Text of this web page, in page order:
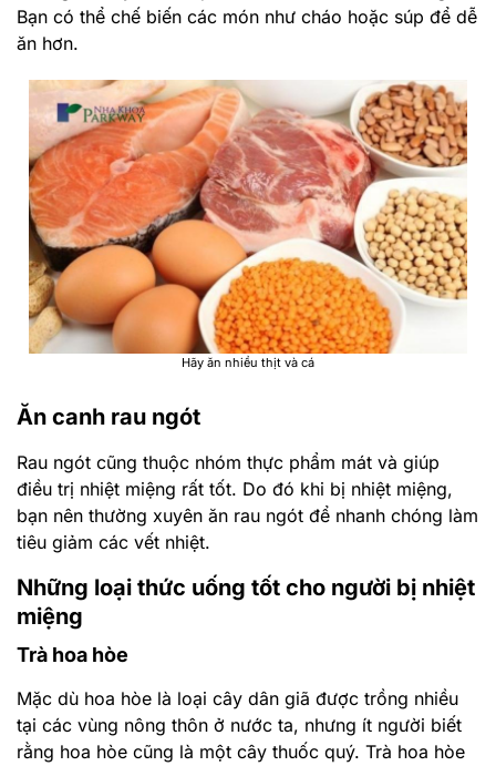
Bạn có thể chế biến các món như cháo hoặc súp để dễ
ăn hơn.
Hãy ăn nhiều thịt và cá
Ăn canh rau ngót
Rau ngót cũng thuộc nhóm thực phẩm mát và giúp
điều trị nhiệt miệng rất tốt. Do đó khi bị nhiệt miệng,
bạn nên thường xuyên ăn rau ngót để nhanh chóng làm
tiêu giảm các vết nhiệt.
Những loại thức uống tốt cho người bị nhiệt
miệng
Trà hoa hòe
Mặc dù hoa hòe là loại cây dân giã được trồng nhiều
tại các vùng nông thôn ở nước ta, nhưng ít người biết
rằng hoa hòe cũng là một cây thuốc quý. Trà hoa hòe